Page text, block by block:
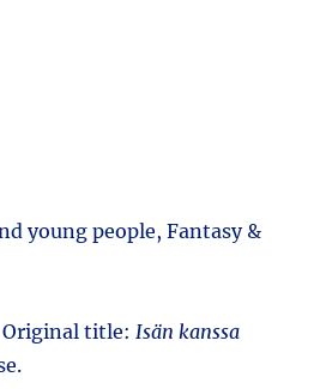
young people, Fantasy &
Original title: Isän kanssa